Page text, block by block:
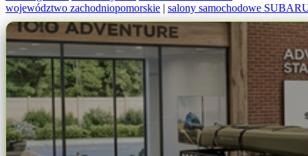
województwo zachodniopomorskie | salony samochodowe